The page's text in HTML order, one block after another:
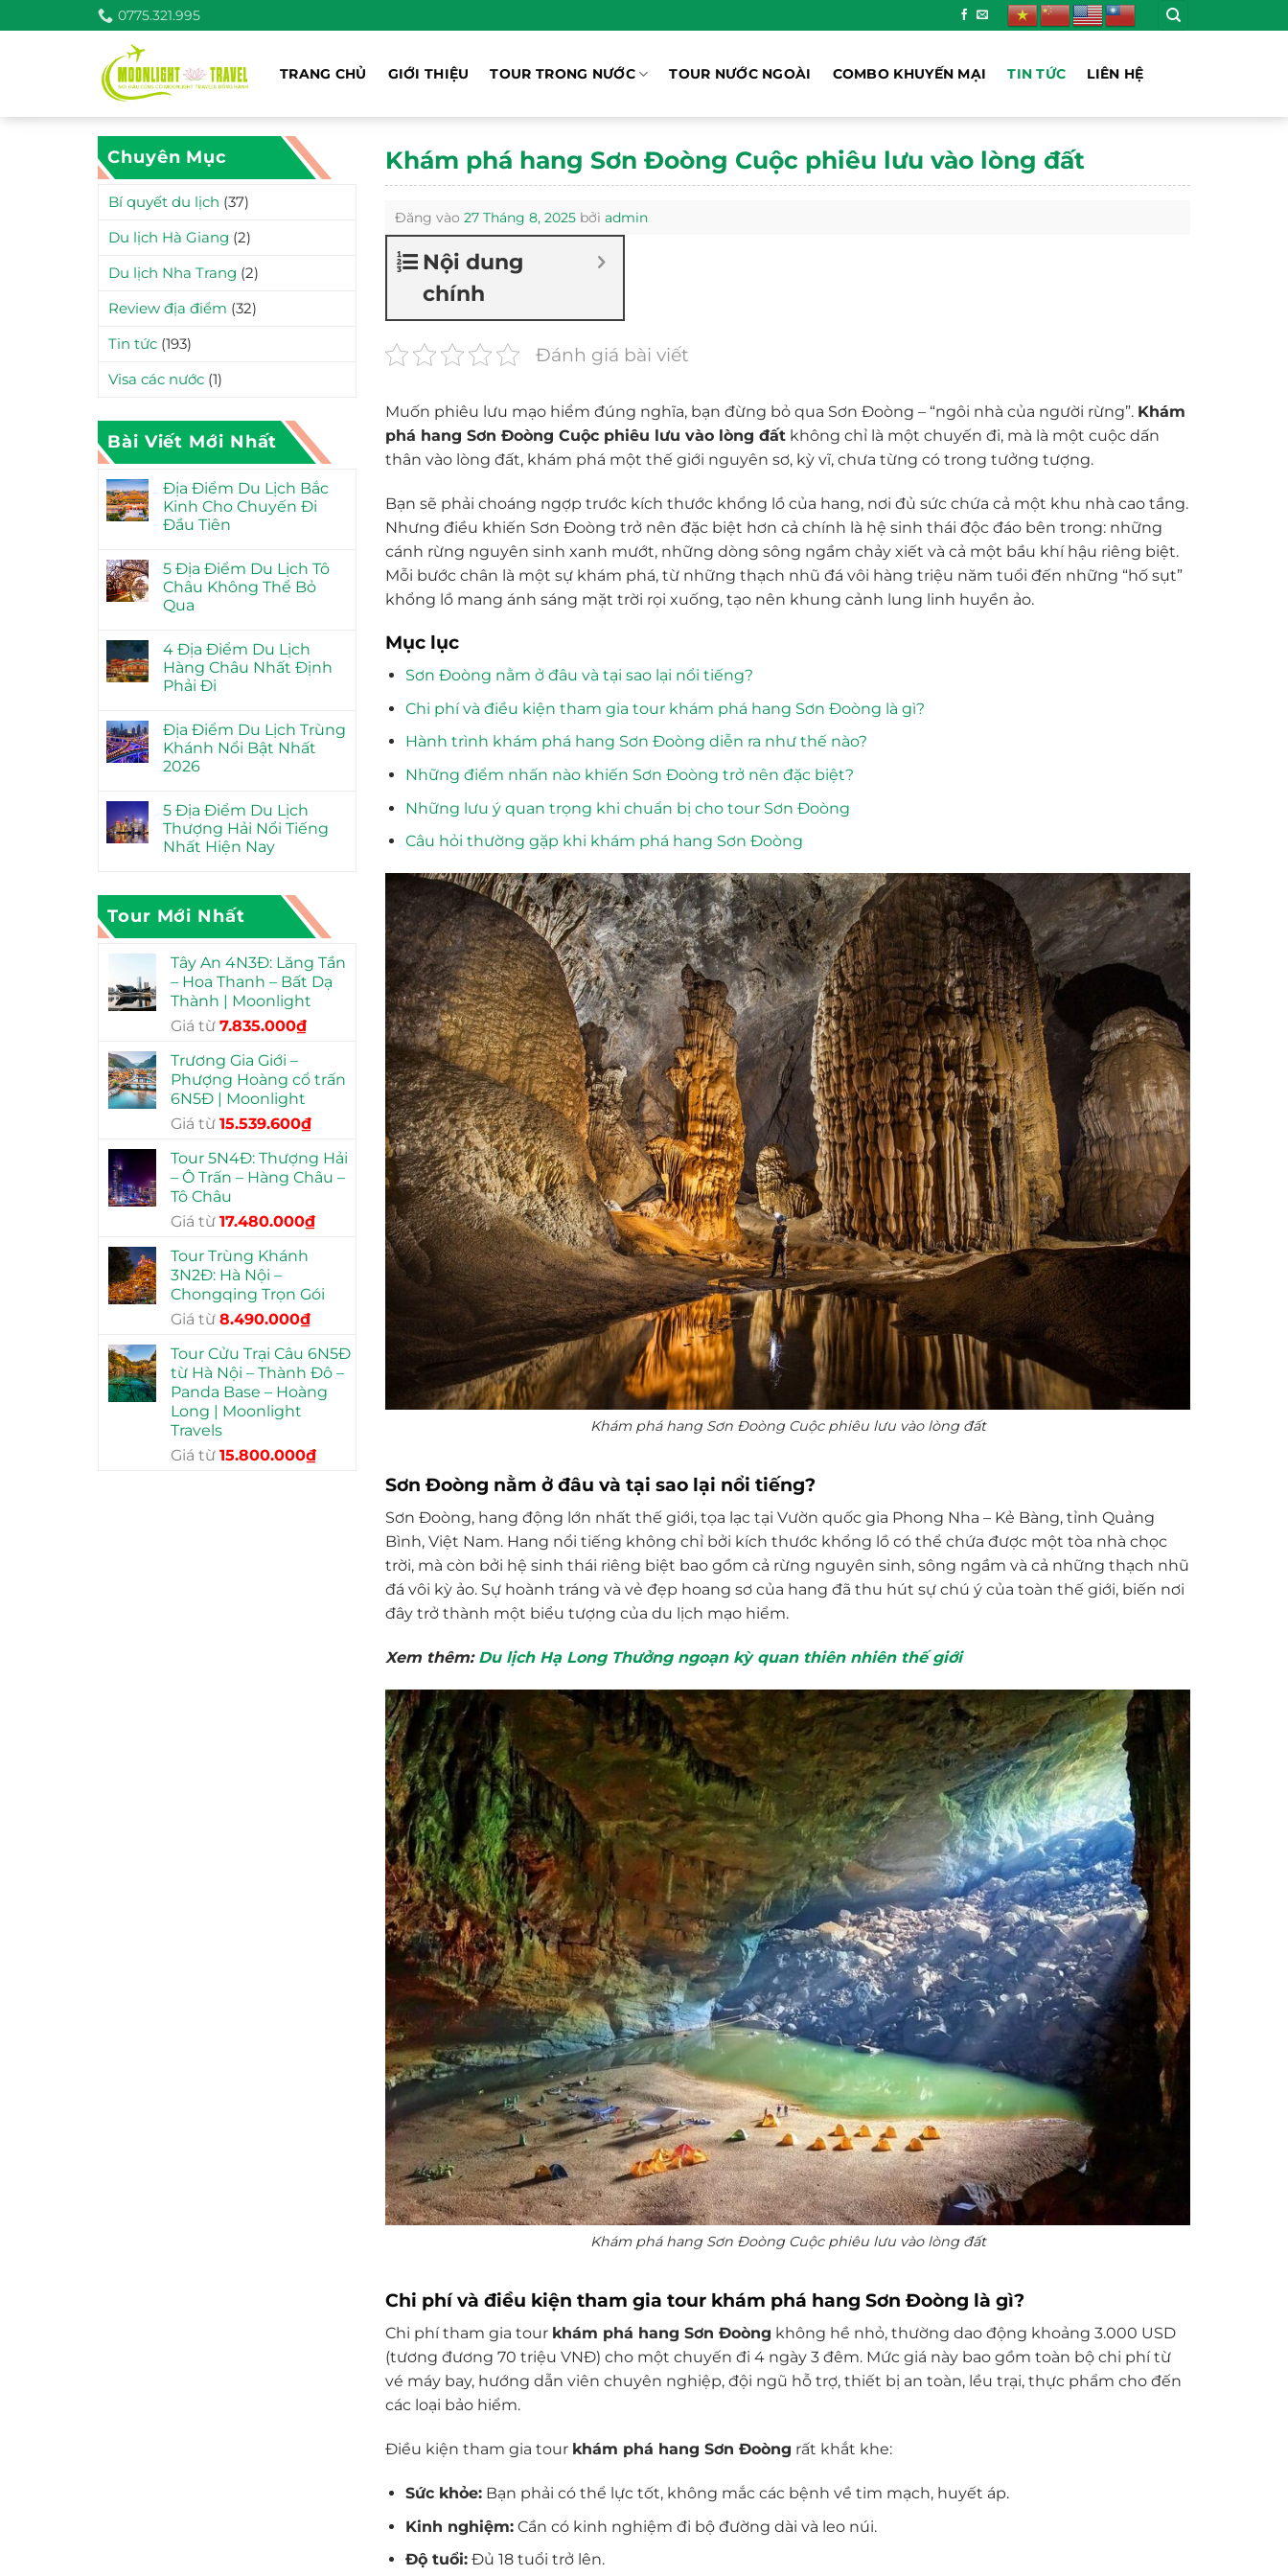
qua
0775.321.995
TRANG CHỦ GIỚI THIỆU TOUR TRONG NƯỚC TOUR NƯỚC NGOÀI COMBO KHUYẾN MẠI TIN TỨC LIÊN HỆ
Chuyên Mục
Bí quyết du lịch (37)
Du lịch Hà Giang (2)
Du lịch Nha Trang (2)
Review địa điểm (32)
Tin tức (193)
Visa các nước (1)
Bài Viết Mới Nhất
Địa Điểm Du Lịch Bắc
Kinh Cho Chuyến Đi
Đầu Tiên
5 Địa Điểm Du Lịch Tô
Châu Không Thể Bỏ
Qua
4 Địa Điểm Du Lịch
Hàng Châu Nhất Định
Phải Đi
Địa Điểm Du Lịch Trùng
Khánh Nổi Bật Nhất
2026
5 Địa Điểm Du Lịch
Thượng Hải Nổi Tiếng
Nhất Hiện Nay
Tour Mới Nhất
Tây An 4N3Đ: Lăng Tần
– Hoa Thanh – Bất Dạ
Thành | Moonlight
Giá từ Giá
là:
12.990.000₫.
7.835.000₫Giá
là:
7.835.000₫.
Trương Gia Giới –
Phượng Hoàng cổ trấn
6N5Đ | Moonlight
Giá từ Giá
là:
23.990.000₫.
15.539.600₫Giá
tại
là:
15.539.600₫.
Tour 5N4Đ: Thượng Hải
– Ô Trấn – Hàng Châu –
Tô Châu
Giá từ Giá
là:
22.900.000₫.
17.480.000₫Giá
17.480.000₫.
Tour Trùng Khánh
3N2Đ: Hà Nội –
Chongqing Trọn Gói
Giá từ Giá
là:
13.990.000₫.
8.490.000₫Giá
tại
là:
8.490.000₫.
Tour Cửu Trại Câu 6N5Đ
từ Hà Nội – Thành Đô –
Panda Base – Hoàng
Long | Moonlight
Travels
Giá từ Giá
15.800.000₫Giá
15.800.000₫.
Khám phá hang Sơn Đoòng Cuộc phiêu lưu vào lòng đất
Đăng vào 27 Tháng 8, 2025 bởi admin
Nội dung
chính
Đánh giá bài viết
Muốn phiêu lưu mạo hiểm đúng nghĩa, bạn đừng bỏ qua Sơn Đoòng – “ngôi nhà của người rừng”. Khám
phá hang Sơn Đoòng Cuộc phiêu lưu vào lòng đất không chỉ là một chuyến đi, mà là một cuộc dấn
thân vào lòng đất, khám phá một thế giới nguyên sơ, kỳ vĩ, chưa từng có trong tưởng tượng.
Bạn sẽ phải choáng ngợp trước kích thước khổng lồ của hang, nơi đủ sức chứa cả một khu nhà cao tầng.
Nhưng điều khiến Sơn Đoòng trở nên đặc biệt hơn cả chính là hệ sinh thái độc đáo bên trong: những
cánh rừng nguyên sinh xanh mướt, những dòng sông ngầm chảy xiết và cả một bầu khí hậu riêng biệt.
Mỗi bước chân là một sự khám phá, từ những thạch nhũ đá vôi hàng triệu năm tuổi đến những “hố sụt”
khổng lồ mang ánh sáng mặt trời rọi xuống, tạo nên khung cảnh lung linh huyền ảo.
Mục lục
Sơn Đoòng nằm ở đâu và tại sao lại nổi tiếng?
Chi phí và điều kiện tham gia tour khám phá hang Sơn Đoòng là gì?
Hành trình khám phá hang Sơn Đoòng diễn ra như thế nào?
Những điểm nhấn nào khiến Sơn Đoòng trở nên đặc biệt?
Những lưu ý quan trọng khi chuẩn bị cho tour Sơn Đoòng
Câu hỏi thường gặp khi khám phá hang Sơn Đoòng
Khám phá hang Sơn Đoòng Cuộc phiêu lưu vào lòng đất
Sơn Đoòng nằm ở đâu và tại sao lại nổi tiếng?
Sơn Đoòng, hang động lớn nhất thế giới, tọa lạc tại Vườn quốc gia Phong Nha – Kẻ Bàng, tỉnh Quảng
Bình, Việt Nam. Hang nổi tiếng không chỉ bởi kích thước khổng lồ có thể chứa được một tòa nhà chọc
trời, mà còn bởi hệ sinh thái riêng biệt bao gồm cả rừng nguyên sinh, sông ngầm và cả những thạch nhũ
đá vôi kỳ ảo. Sự hoành tráng và vẻ đẹp hoang sơ của hang đã thu hút sự chú ý của toàn thế giới, biến nơi
đây trở thành một biểu tượng của du lịch mạo hiểm.
Xem thêm: Du lịch Hạ Long Thưởng ngoạn kỳ quan thiên nhiên thế giới
Khám phá hang Sơn Đoòng Cuộc phiêu lưu vào lòng đất
Chi phí và điều kiện tham gia tour khám phá hang Sơn Đoòng là gì?
Chi phí tham gia tour khám phá hang Sơn Đoòng không hề nhỏ, thường dao động khoảng 3.000 USD
(tương đương 70 triệu VNĐ) cho một chuyến đi 4 ngày 3 đêm. Mức giá này bao gồm toàn bộ chi phí từ
vé máy bay, hướng dẫn viên chuyên nghiệp, đội ngũ hỗ trợ, thiết bị an toàn, lều trại, thực phẩm cho đến
các loại bảo hiểm.
Điều kiện tham gia tour khám phá hang Sơn Đoòng rất khắt khe:
Sức khỏe:Bạn phải có thể lực tốt, không mắc các bệnh về tim mạch, huyết áp.
Kinh nghiệm:Cần có kinh nghiệm đi bộ đường dài và leo núi.
Độ tuổi:Đủ 18 tuổi trở lên.